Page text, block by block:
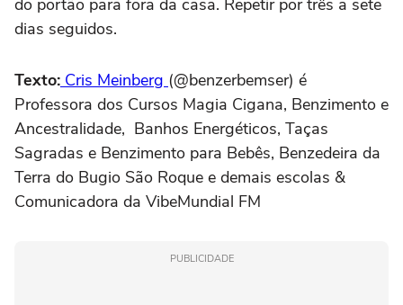
dias seguidos.
Texto: Cris Meinberg (@benzerbemser) é
Professora dos Cursos Magia Cigana, Benzimento e
Ancestralidade, Banhos Energéticos, Taças
Sagradas e Benzimento para Bebês, Benzedeira da
Terra do Bugio São Roque e demais escolas &
Comunicadora da VibeMundial FM
PUBLICIDADE